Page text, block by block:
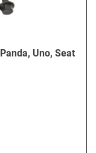
Uno, Seat